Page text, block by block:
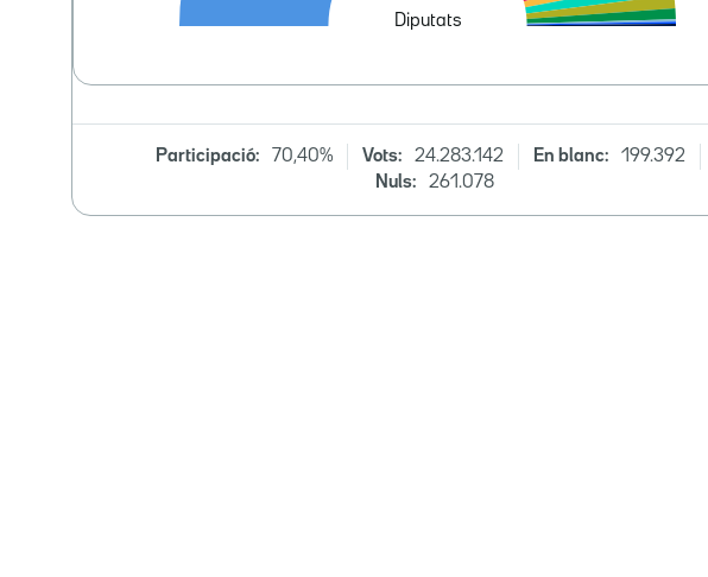
Participació: 70,40% Vots: 24.283.142 En blanc:
199.392
Nuls:
261.078